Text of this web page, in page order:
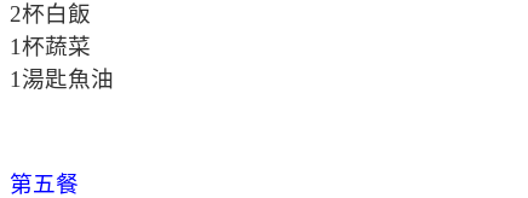
2杯白飯
1杯蔬菜
1湯匙魚油
第五餐